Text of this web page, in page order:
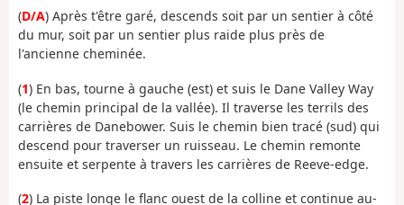
(D/A) Après t'être garé, descends soit par un sentier à côté
du mur, soit par un sentier plus raide plus près de
l'ancienne cheminée.
(1) En bas, tourne à gauche (est) et suis le Dane Valley Way
(le chemin principal de la vallée). Il traverse les terrils des
carrières de Danebower. Suis le chemin bien tracé (sud) qui
descend pour traverser un ruisseau. Le chemin remonte
ensuite et serpente à travers les carrières de Reeve-edge.
(2) La piste longe le flanc ouest de la colline et continue au-